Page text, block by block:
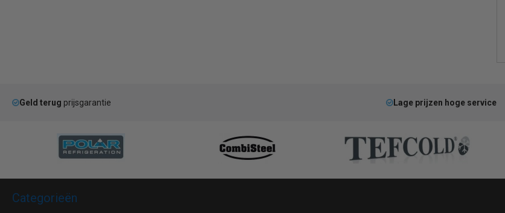
Geld terug prijsgarantie Lage prijzen hoge service
Categorieën